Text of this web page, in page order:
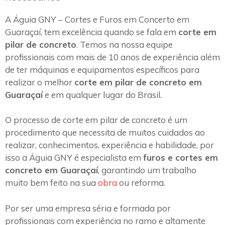
A Águia GNY – Cortes e Furos em Concerto em
Guaraçaí, tem excelência quando se fala em corte em
pilar de concreto. Temos na nossa equipe
profissionais com mais de 10 anos de experiência além
de ter máquinas e equipamentos específicos para
realizar o melhor corte em pilar de concreto em
Guaraçaíe em qualquer lugar do Brasil.
O processo de corte em pilar de concreto é um
procedimento que necessita de muitos cuidados ao
realizar, conhecimentos, experiência e habilidade, por
isso a Águia GNY é especialista em furos e cortes em
concreto em Guaraçaí, garantindo um trabalho
muito bem feito na sua obra ou reforma.
Por ser uma empresa séria e formada por
profissionais com experiência no ramo e altamente